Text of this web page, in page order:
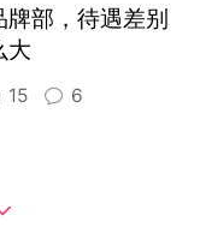
牌部，待遇差别
大
15 6